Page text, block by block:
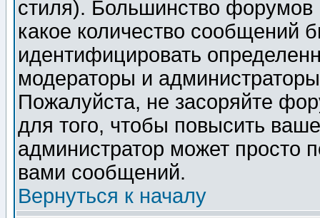
стиля). Большинство форумов
какое количество сообщений
идентифицировать
модераторы и
Пожалуйста, не засоряйте
для того, чтобы повысить
администратор может просто
вами сообщений.
Вернуться к началу